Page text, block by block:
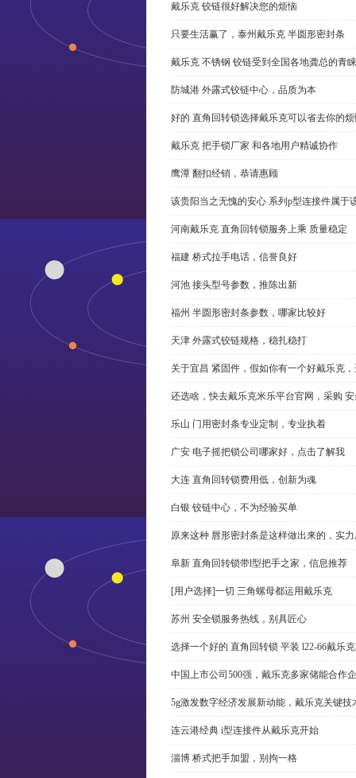
戴乐克 铰链很好解决您的烦恼
只要生活赢了，泰州戴乐克 半圆形密封条
戴乐克 不锈钢 铰链受到全国各地龚总的青睐
防城港 外露式铰链中心，品质为本
好的 直角回转锁选择戴乐克可以省去你的
戴乐克 把手锁厂家 和各地用户精诚协作
鹰潭 翻扣经销，恭请惠顾
该贵阳当之无愧的安心 系列p型连接件属于
河南戴乐克 直角回转锁服务上乘 质量稳定
福建 桥式拉手电话，信誉良好
河池 接头型号参数，推陈出新
福州 半圆形密封条参数，哪家比较好
天津 外露式铰链规格，稳扎稳打
关于宜昌 紧固件，假如你有一个好戴乐克
还选啥，快去戴乐克米乐平台官网，采购
乐山 门用密封条专业定制，专业执着
广安 电子摇把锁公司哪家好，点击了解我
大连 直角回转锁费用低，创新为魂
白银 铰链中心，不为经验买单
原来这种 唇形密封条是这样做出来的，实
阜新 直角回转锁带l型把手之家，信息推荐
[用户选择]一切 三角螺母都运用戴乐克
苏州 安全锁服务热线，别具匠心
选择一个好的 直角回转锁 平装 l22-66戴乐
中国上市公司500强，戴乐克多家储能合作
5g激发数字经济发展新动能，戴乐克关键技
连云港经典 i型连接件从戴乐克开始
淄博 桥式把手加盟，别拘一格